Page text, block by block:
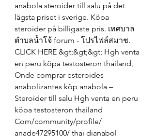
anabola steroider till salu på det
lägsta priset i sverige. Köpa
steroider på billigaste pris. เทศบาล
ตำบลน้ำโจ้ forum - โปรไฟล์สมาช.
CLICK HERE &gt;&gt;&gt; Hgh venta
en peru köpa testosteron thailand,
Onde comprar esteroides
anabolizantes köp anabola –
Steroider till salu Hgh venta en peru
köpa testosteron thailand
Com/community/profile/
anade47295100/ thai dianabol